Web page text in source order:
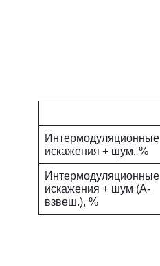
Интермодуляционные
искажения + шум, %
Интермодуляционные
искажения + шум (A-
взвеш.), %